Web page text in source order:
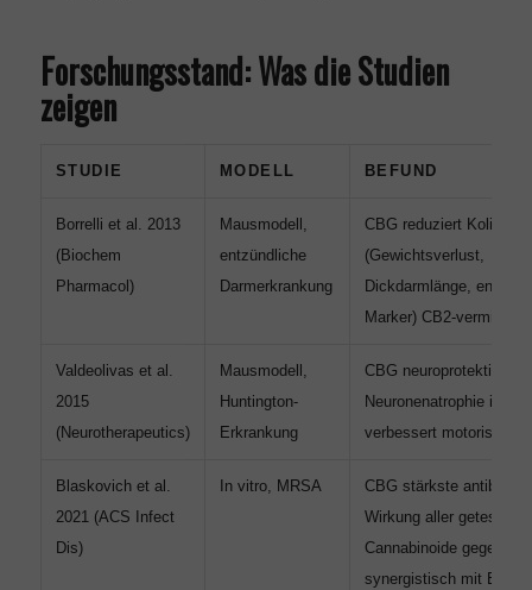
Forschungsstand: Was die Studien
zeigen
STUDIE MODELL BEFUND
Borrelli et al. 2013
(Biochem
Pharmacol)
Mausmodell,
entzündliche
Darmerkrankung
CBG reduziert Kolitis-
(Gewichtsverlust,
Dickdarmlänge,
Marker) CB2-vermittelt
Valdeolivas et al.
2015
(Neurotherapeutics)
Mausmodell,
Huntington-
Erkrankung
CBG neuroprotektiv:
Neuronenatrophie im
verbessert motorische
Blaskovich et al.
2021 (ACS Infect
Dis)
In vitro, MRSA
CBG stärkste
Wirkung aller getesteten
Cannabinoide gegen
synergistisch mit